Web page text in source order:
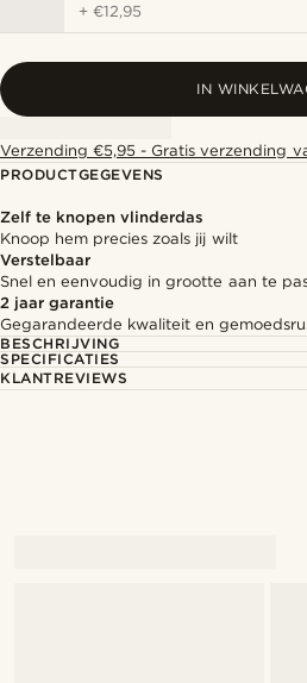
+€12,95
IN
Verzending €5,95 - Gratis verzending
PRODUCTGEGEVENS
Zelf te knopen vlinderdas
Knoop hem precies zoals jij wilt
Verstelbaar
Snel en eenvoudig in grootte aan te
2 jaar garantie
Gegarandeerde kwaliteit en
BESCHRIJVING
SPECIFICATIES
KLANTREVIEWS